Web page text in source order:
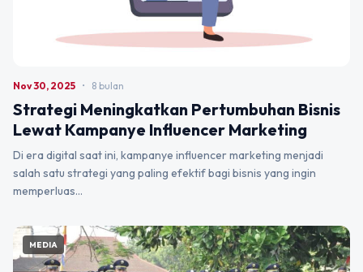
Nov 30, 2025 • 8 bulan
Strategi Meningkatkan Pertumbuhan Bisnis
Lewat Kampanye Influencer Marketing
Di era digital saat ini, kampanye influencer marketing menjadi
salah satu strategi yang paling efektif bagi bisnis yang ingin
memperluas…
MEDIA